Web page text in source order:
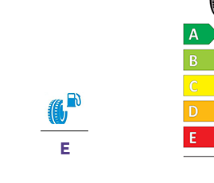
E